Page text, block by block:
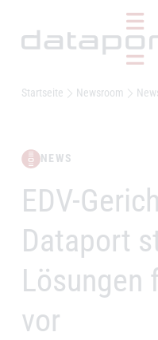
Startseite Newsroom
NEWS
–
EDV-
Dataport
Lösungen
vor